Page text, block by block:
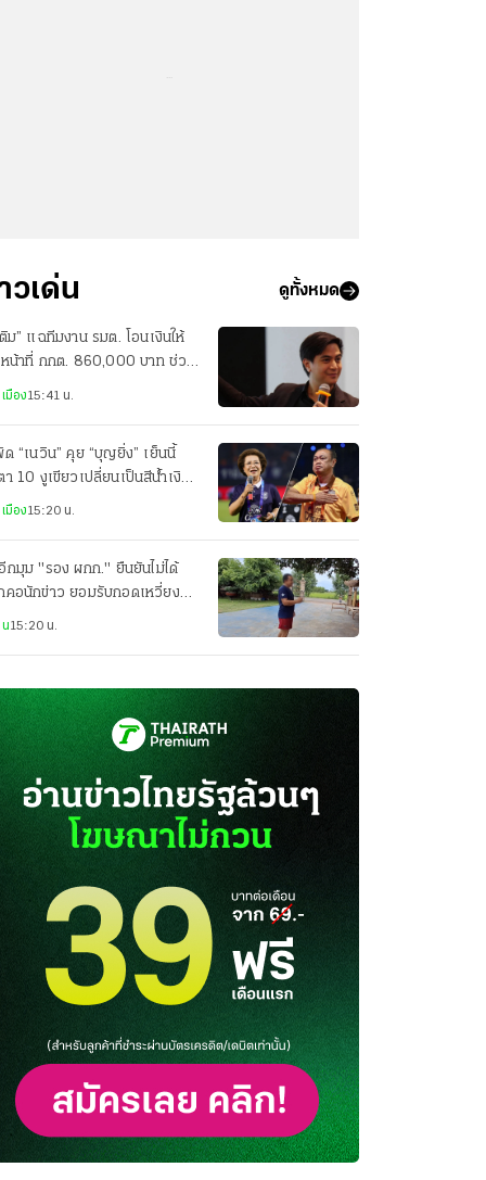
วเด่น ดูทั้งหมด
ติม” แฉทีมงาน รมต. โอนเงินให้
หน้าที่ กกต. 860,000 บาท ช่วง
ก สว. 2567
มือง15:41 น.
ด “เนวิน” คุย “บุญยิ่ง” เย็นนี้
า 10 งูเขียวเปลี่ยนเป็นสีน้ำเงิน
ม่
มือง15:20 น.
กมุม "รอง ผกก." ยืนยันไม่ได้
คอนักข่าว ยอมรับกอดเหวี่ยงจน
15:20 น.